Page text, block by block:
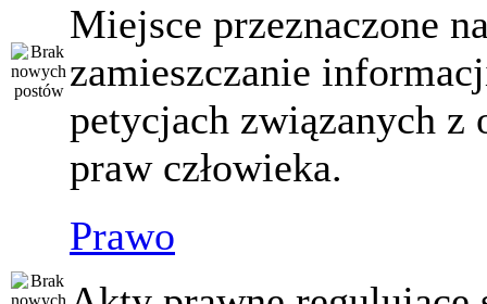
Miejsce przeznaczone
zamieszczanie
petycjach związanych z
praw człowieka.
Prawo